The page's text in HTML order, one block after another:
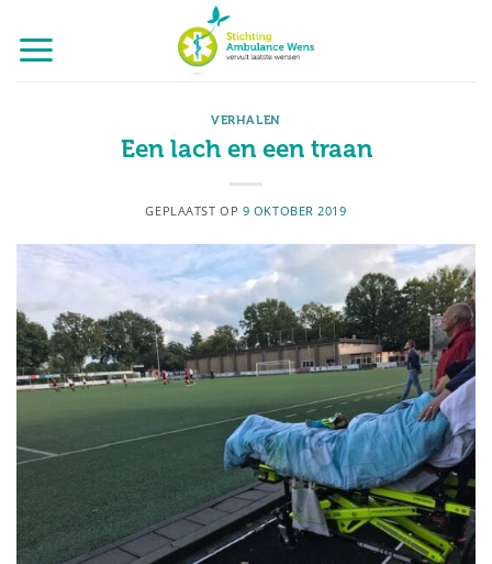
naar
inhoud
VERHALEN
Een lach en een traan
GEPLAATST OP 9 OKTOBER 2019